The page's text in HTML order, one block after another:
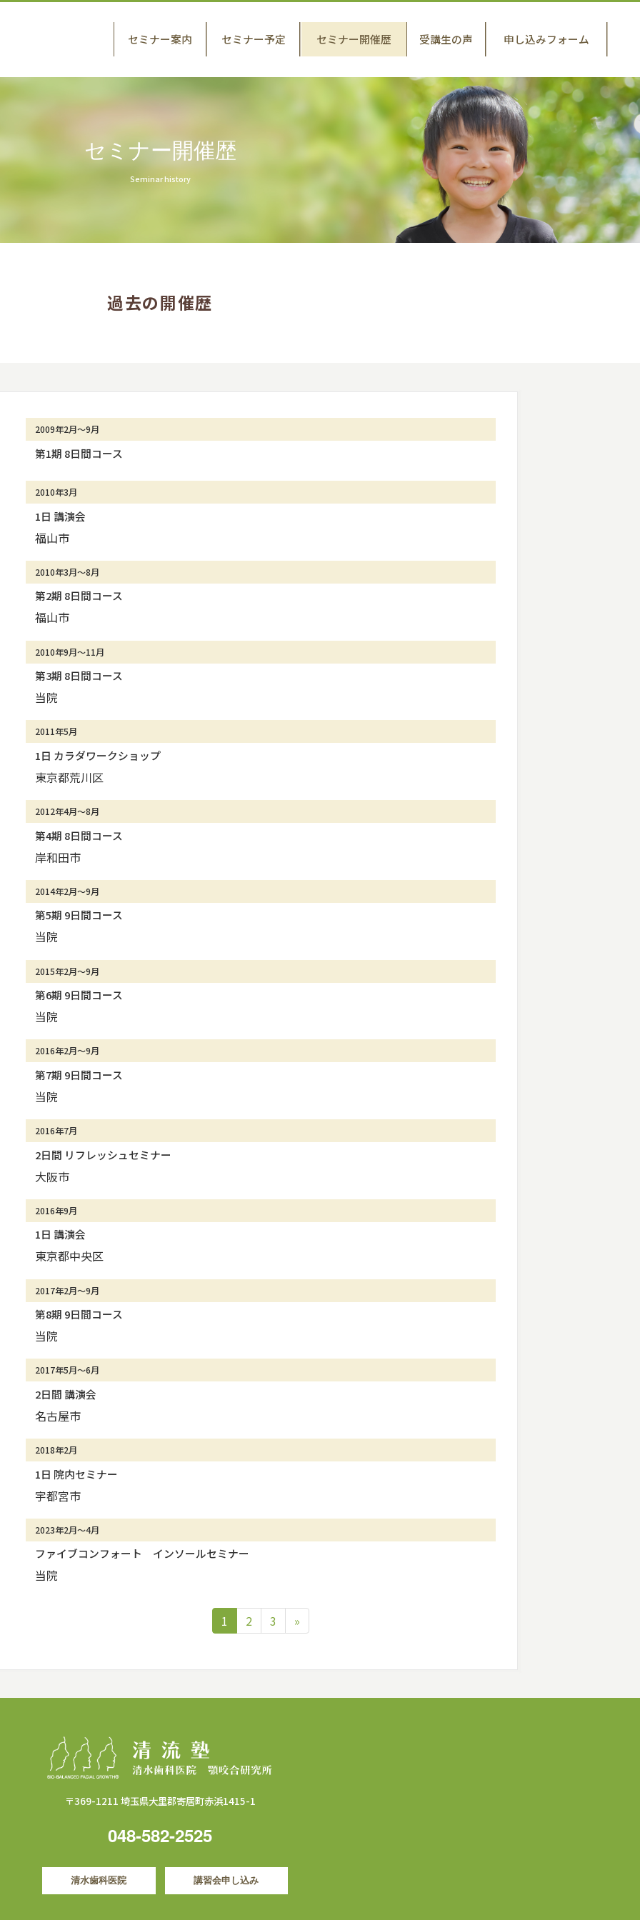
セミナー案内 セミナー予定 セミナー開催歴 受講生の声 申し込みフォーム
セミナー開催歴
Seminar history
過去の開催歴
2009年2月～9月
第1期 8日間コース
2010年3月
1日 講演会
福山市
2010年3月～8月
第2期 8日間コース
福山市
2010年9月～11月
第3期 8日間コース
当院
2011年5月
1日 カラダワークショップ
東京都荒川区
2012年4月～8月
第4期 8日間コース
岸和田市
2014年2月～9月
第5期 9日間コース
当院
2015年2月～9月
第6期 9日間コース
当院
2016年2月～9月
第7期 9日間コース
当院
2016年7月
2日間 リフレッシュセミナー
大阪市
2016年9月
1日 講演会
東京都中央区
2017年2月～9月
第8期 9日間コース
当院
2017年5月～6月
2日間 講演会
名古屋市
2018年2月
1日 院内セミナー
宇都宮市
2023年2月～4月
ファイブコンフォート インソールセミナー
当院
1 2 3 »
〒369-1211 埼玉県大里郡寄居町赤浜1415-1
048-582-2525
清水歯科医院 講習会申し込み